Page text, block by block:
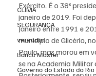
CLIMA
SEGURANÇA
vereador
Banco Master
Governo do Estado do Rio
Exército. É o 38º
janeiro de 2019. Foi
Janeiro entre 1991 e
município de Glicério,
Paulo, mas morou em
se na Academia Militar